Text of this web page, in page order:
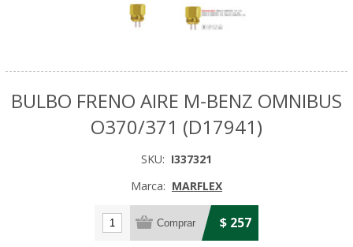
BULBO FRENO AIRE M-BENZ OMNIBUS
O370/371 (D17941)
SKU: I337321
Marca: MARFLEX
$ 257